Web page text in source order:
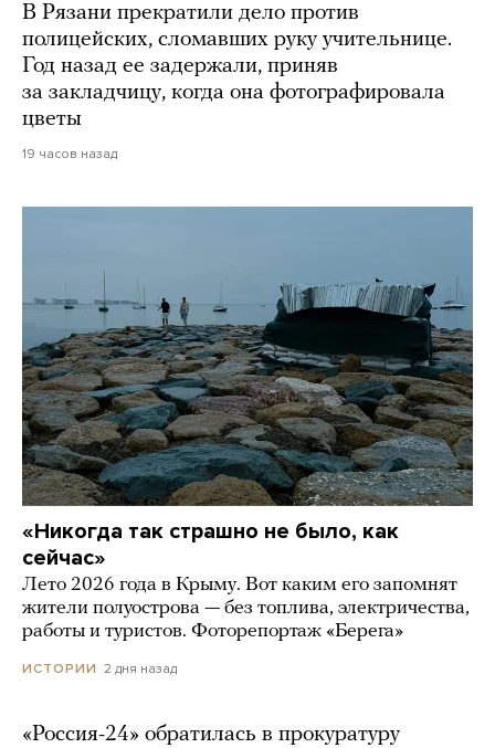
В Рязани прекратили дело против
полицейских, сломавших руку учительнице.
Год назад ее задержали, приняв
за закладчицу, когда она фотографировала
цветы
19 часов назад
«Никогда так страшно не было, как
сейчас»
Лето 2026 года в Крыму. Вот каким его запомнят
жители полуострова — без топлива, электричества,
работы и туристов. Фоторепортаж «Берега»
ИСТОРИИ 2 дня назад
«Россия-24» обратилась в прокуратуру